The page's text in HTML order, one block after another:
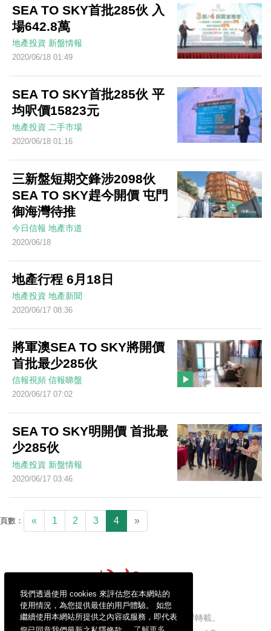
我們透過使用 cookies 來評估您在本網站的
使用情況，為您提供最佳的用戶體驗。 如您
繼續使用本網站所提供之內容或服務，即代表
SEA TO SKY首批285伙 入
場642.8萬
地產投資 新盤情報
2020/06/18 01:49
SEA TO SKY首批285伙 平
均呎價15823元
地產投資 二手市場
2020/06/18 01:16
三新盤短期交鋒涉2098伙
SEA TO SKY趕今開價 屯門
御海灣待推
今日信報 地產市道
2020/06/18
地產行程 6月18日
地產投資 地產新聞
2020/06/17 08:36
將軍澳SEA TO SKY將開價
首批最少285伙
信報視頻 信報睇盤
2020/06/17 07:02
SEA TO SKY明開價 首批最
少285伙
地產投資 新盤情報
2020/06/17 03:46
頁數： « 1 2 3 4 »
信報財經新聞有限公司版權所有，不得轉載。